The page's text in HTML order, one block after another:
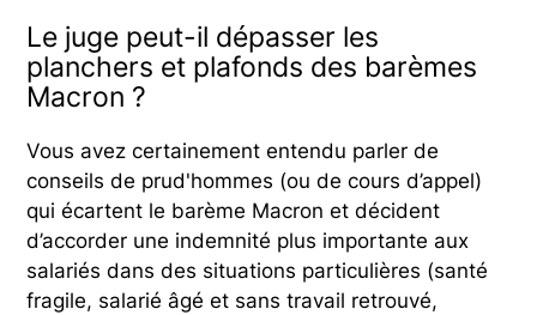
Le juge peut-il dépasser les
planchers et plafonds des barèmes
Macron ?
Vous avez certainement entendu parler de
conseils de prud'hommes (ou de cours d’appel)
qui écartent le barème Macron et décident
d’accorder une indemnité plus importante aux
salariés dans des situations particulières (santé
fragile, salarié âgé et sans travail retrouvé,